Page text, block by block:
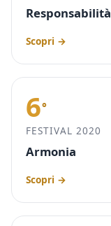
Responsabilità
Scopri →
6°
FESTIVAL 2020
Armonia
Scopri →